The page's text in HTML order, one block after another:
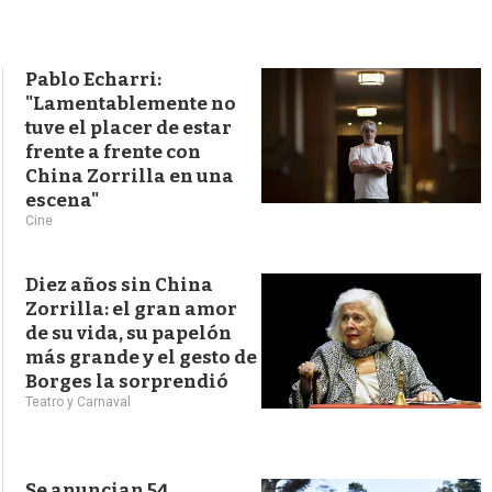
Pablo Echarri:
"Lamentablemente no
tuve el placer de estar
frente a frente con
China Zorrilla en una
escena"
Cine
Diez años sin China
Zorrilla: el gran amor
de su vida, su papelón
más grande y el gesto de
Borges la sorprendió
Teatro y Carnaval